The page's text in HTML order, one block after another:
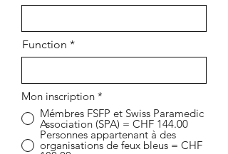
Function
Mon inscription *
Mémbres FSFP et Swiss Paramedic
Association (SPA) = CHF 144.00
Personnes appartenant à des
organisations de feux bleus = CHF